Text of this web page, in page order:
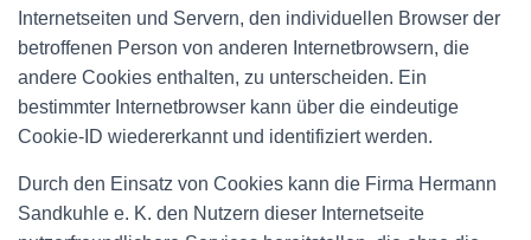
Internetseiten und Servern, den individuellen Browser der
betroffenen Person von anderen Internetbrowsern, die
andere Cookies enthalten, zu unterscheiden. Ein
bestimmter Internetbrowser kann über die eindeutige
Cookie-ID wiedererkannt und identifiziert werden.
Durch den Einsatz von Cookies kann die Firma Hermann
Sandkuhle e. K. den Nutzern dieser Internetseite